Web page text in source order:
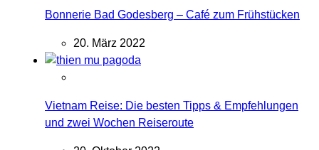
Bonnerie Bad Godesberg – Café zum Frühstücken
20. März 2022
Vietnam Reise: Die besten Tipps & Empfehlungen
und zwei Wochen Reiseroute